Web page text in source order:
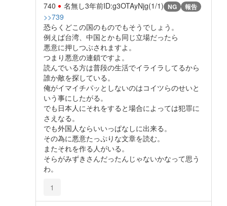
740 名無し3年前ID:g3OTAyNjg(1/1) NG 報告
>>739
恐らくどこの国のものでもそうでしょう。
例えば台湾、中国とかも同じ立場だったら
悪意に押しつぶされますよ。
つまり悪意の連鎖ですよ。
読んでいる方は普段の生活でイライラしてるから
誰か敵を探している。
俺がイマイチパッとしないのはコイツらのせいと
いう事にしたがる。
でも日本人にそれをすると場合によっては犯罪に
さえなる。
でも外国人ならいいっぱなしに出来る。
その為に悪意たっぷりな文章を読む。
またそれを作る人がいる。
そらがみずきさんだったんじゃないかなって思う
わ。
1